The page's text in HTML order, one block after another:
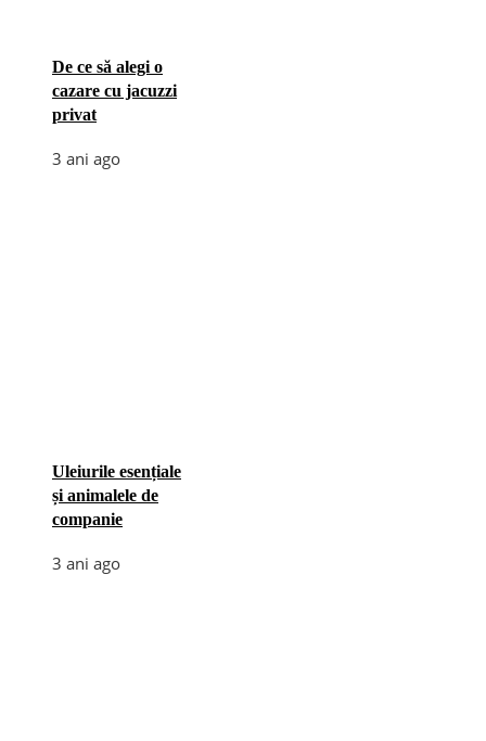
De ce să alegi o
cazare cu jacuzzi
privat
3 ani ago
Uleiurile esențiale
și animalele de
companie
3 ani ago